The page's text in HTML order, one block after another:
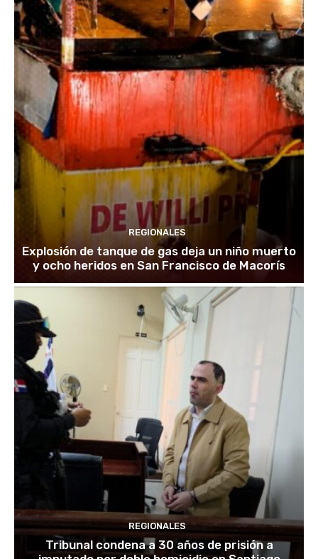
REGIONALES
Explosión de tanque de gas deja un niño muerto
y ocho heridos en San Francisco de Macorís
REGIONALES
Tribunal condena a 30 años de prisión a